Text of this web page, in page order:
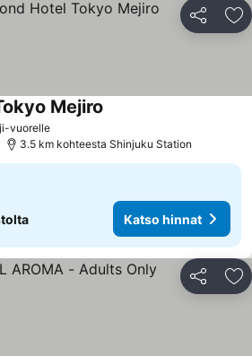
Jaa
vuorelleKatso hinnat
Mejiro
3.5 km kohteesta Shinjuku Station
Katso hinnat
Jaa